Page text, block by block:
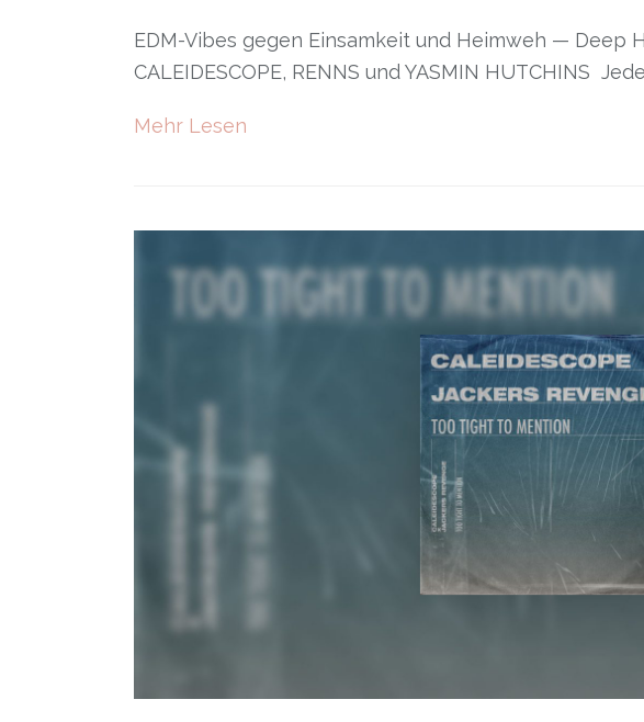
EDM-Vibes gegen Einsamkeit und Heimweh — Deep
CALEIDESCOPE, RENNS und YASMIN HUTCHINS
Mehr Lesen